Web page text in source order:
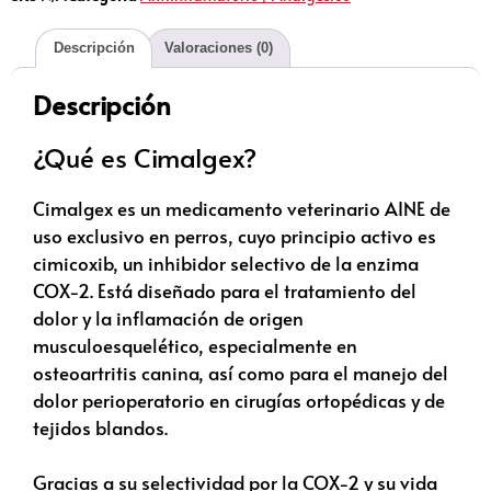
Descripción Valoraciones (0)
Descripción
¿Qué es Cimalgex?
Cimalgex es un medicamento veterinario AINE de
uso exclusivo en perros, cuyo principio activo es
cimicoxib, un inhibidor selectivo de la enzima
COX-2. Está diseñado para el tratamiento del
dolor y la inflamación de origen
musculoesquelético, especialmente en
osteoartritis canina, así como para el manejo del
dolor perioperatorio en cirugías ortopédicas y de
tejidos blandos.
Gracias a su selectividad por la COX-2 y su vida